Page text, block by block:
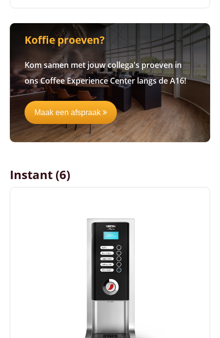
Koffie proeven?
Kom samen met jouw collega's proeven in
ons Coffee Experience Center langs de A16!
Maak een afspraak
Instant (6)